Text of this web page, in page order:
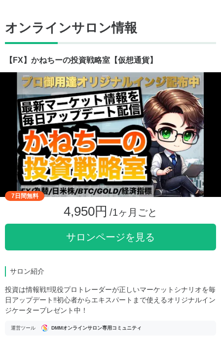
オンラインサロン情報
【FX】かねちーの投資戦略室【仮想通貨】
7日間無料
4,950円 /1ヶ月ごと
サロンページを見る
サロン紹介
投資は情報戦‼︎現役プロトレーダーが正しいマーケットシナリオを毎
日アップデート‼︎初心者からエキスパートまで使えるオリジナルイン
ジケータープレゼント中！
運営ツール DMMオンラインサロン専用コミュニティ